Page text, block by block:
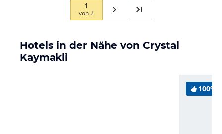
1
von2
Hotels in der Nähe von Crystal
Kaymakli
100%